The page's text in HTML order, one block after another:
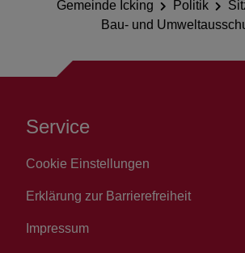
Gemeinde Icking Politik
Bau- und
Service
Cookie Einstellungen
Erklärung zur Barrierefreiheit
Impressum